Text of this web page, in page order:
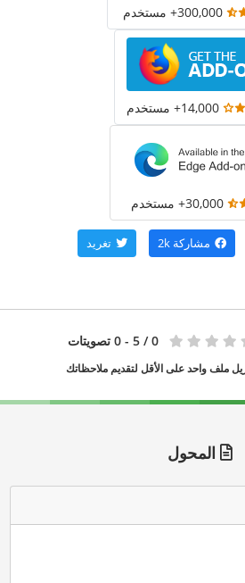
300,000+ مستخدم
14,000+ مستخدم
30,000+ مستخدم
مشاركة 2k تغريد
0 / 5 - 0 تصويتات
ملف واحد على الأقل لتقديم ملاحظاتك
المحول